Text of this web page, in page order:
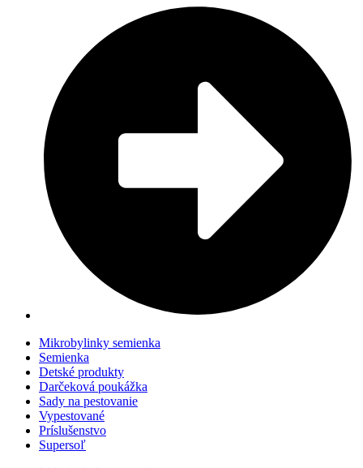
Mikrobylinky semienka
Semienka
Detské produkty
Darčeková poukážka
Sady na pestovanie
Vypestované
Príslušenstvo
Supersoľ